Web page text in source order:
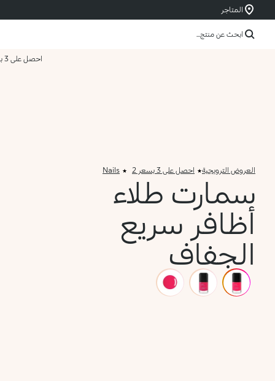
المتاجر
ابحث عن منتج...
احصل على 3 بسعر 2
العروض الترويجية احصل على 3 بسعر 2 Nails
سمارت طلاء
أظافر سريع
الجفاف